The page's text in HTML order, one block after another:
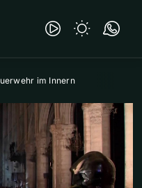
im Innern